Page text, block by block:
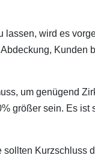
wird es
um genügend
größer sein. Es
Kurzschluss